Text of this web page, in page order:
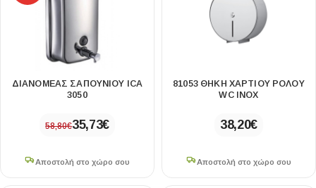
ΔΙΑΝΟΜΈΑΣ ΣΑΠΟΥΝΙΟΎ ICA
3050
58,80€35,73€
Αποστολή στο χώρο σου
81053 ΘΗΚΗ ΧΑΡΤΙΟΥ ΡΟΛΟΥ
WC INOX
38,20€
Αποστολή στο χώρο σου